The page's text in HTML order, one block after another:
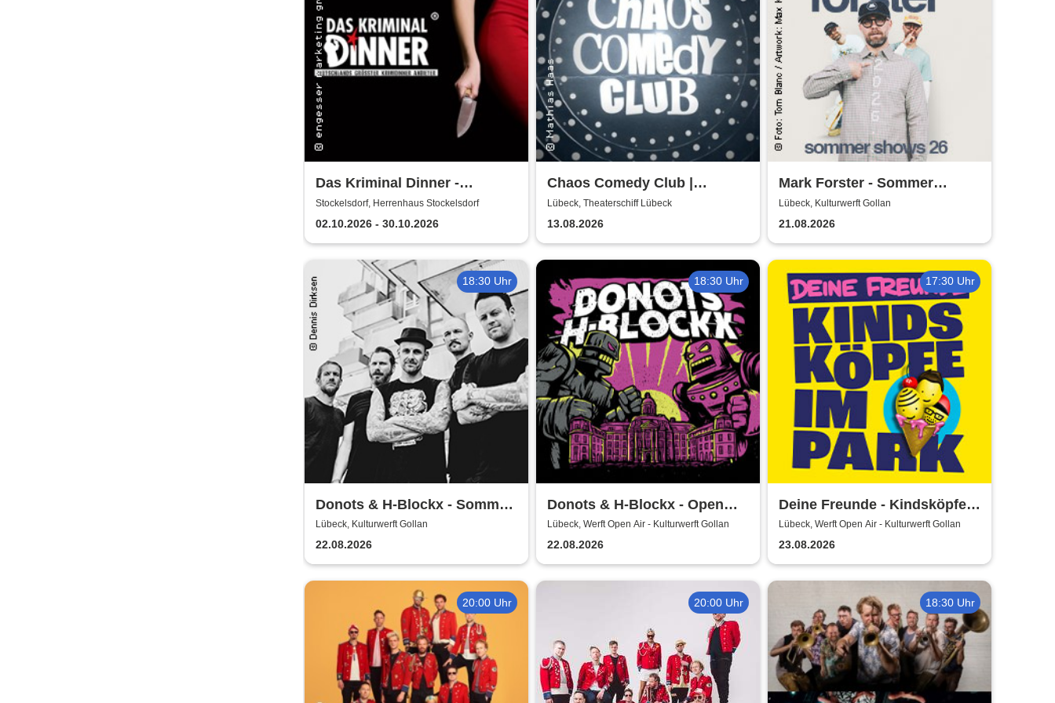
Das Kriminal Dinner -
Krimidinner: Ein
Behördenmord
Stockelsdorf, Herrenhaus Stockelsdorf
02.10.2026 - 30.10.2026
Chaos Comedy Club |
Theaterschiff Lübeck
Lübeck, Theaterschiff Lübeck
13.08.2026
Mark Forster - Sommer
Shows 2026
Lübeck, Kulturwerft Gollan
21.08.2026
18:30 Uhr
Donots & H-Blockx - Sommer
Shows 2026
Lübeck, Kulturwerft Gollan
22.08.2026
18:30 Uhr
Donots & H-Blockx - Open
Airs 2026
Lübeck, Werft Open Air - Kulturwerft Gollan
22.08.2026
17:30 Uhr
Deine Freunde - Kindsköpfe
im Park - Open Air 2026
Lübeck, Werft Open Air - Kulturwerft Gollan
23.08.2026
20:00 Uhr 20:00 Uhr 18:30 Uhr